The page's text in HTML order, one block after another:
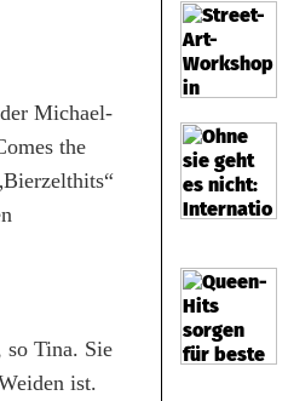
Michael-
the
so Tina. Sie
ist.